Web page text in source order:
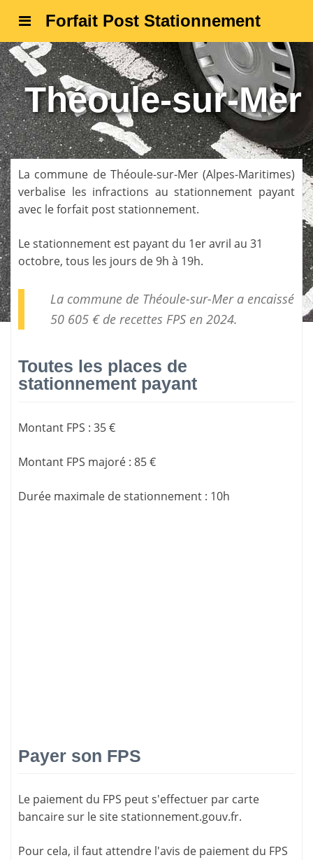
Forfait Post Stationnement
Théoule-sur-Mer
La commune de Théoule-sur-Mer(Alpes-Maritimes)
verbalise les infractions au stationnement payant
avec le forfait post stationnement.
Le stationnement est payant du 1er avril au 31
octobre, tous les jours de 9h à 19h.
La commune de Théoule-sur-Mer a encaissé
50 605 € de recettes FPSen 2024.
Toutes les places de
stationnement payant
Montant FPS : 35 €
Montant FPS majoré : 85 €
Durée maximale de stationnement : 10h
Payer son FPS
Le paiement du FPS peut s'effectuer par carte
bancaire sur le sitestationnement.gouv.fr.
Pour cela, il faut attendre l'avis de paiement du FPS